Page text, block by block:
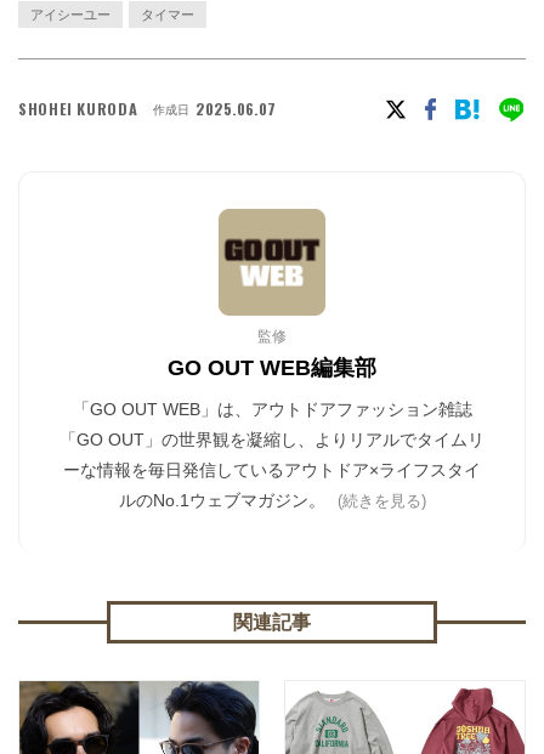
アイシーユー タイマー
SHOHEI KURODA 作成日 2025.06.07
監修
GO OUT WEB編集部
「GO OUT WEB」は、アウトドアファッション雑誌
「GO OUT」の世界観を凝縮し、よりリアルでタイムリ
ーな情報を毎日発信しているアウトドア×ライフスタイ
ルのNo.1ウェブマガジン。
(続きを見る)
関連記事